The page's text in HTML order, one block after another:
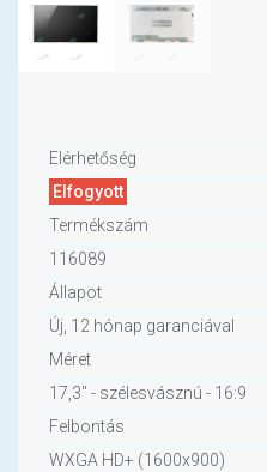
Elérhetőség
Elfogyott
Termékszám
116089
Állapot
Új, 12 hónap garanciával
Méret
17,3" - szélesvásznú - 16:9
Felbontás
WXGA HD+ (1600x900)